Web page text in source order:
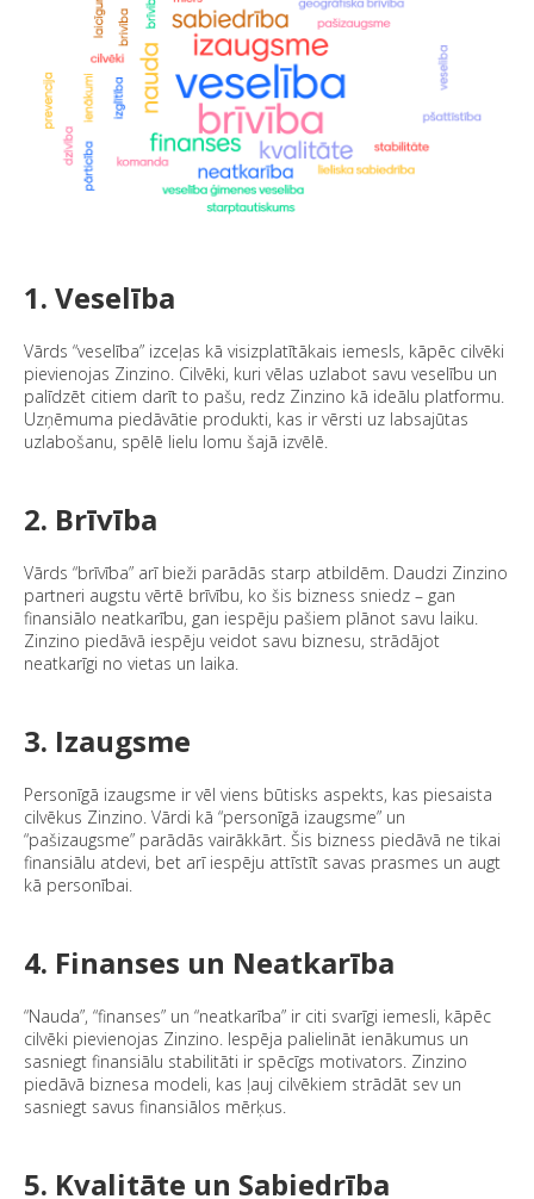
1. Veselība
Vārds “veselība” izceļas kā visizplatītākais iemesls, kāpēc cilvēki
pievienojas Zinzino. Cilvēki, kuri vēlas uzlabot savu veselību un
palīdzēt citiem darīt to pašu, redz Zinzino kā ideālu platformu.
Uzņēmuma piedāvātie produkti, kas ir vērsti uz labsajūtas
uzlabošanu, spēlē lielu lomu šajā izvēlē.
2. Brīvība
Vārds “brīvība” arī bieži parādās starp atbildēm. Daudzi Zinzino
partneri augstu vērtē brīvību, ko šis bizness sniedz – gan
finansiālo neatkarību, gan iespēju pašiem plānot savu laiku.
Zinzino piedāvā iespēju veidot savu biznesu, strādājot
neatkarīgi no vietas un laika.
3. Izaugsme
Personīgā izaugsme ir vēl viens būtisks aspekts, kas piesaista
cilvēkus Zinzino. Vārdi kā “personīgā izaugsme” un
“pašizaugsme” parādās vairākkārt. Šis bizness piedāvā ne tikai
finansiālu atdevi, bet arī iespēju attīstīt savas prasmes un augt
kā personībai.
4. Finanses un Neatkarība
“Nauda”, “finanses” un “neatkarība” ir citi svarīgi iemesli, kāpēc
cilvēki pievienojas Zinzino. Iespēja palielināt ienākumus un
sasniegt finansiālu stabilitāti ir spēcīgs motivators. Zinzino
piedāvā biznesa modeli, kas ļauj cilvēkiem strādāt sev un
sasniegt savus finansiālos mērķus.
5. Kvalitāte un Sabiedrība